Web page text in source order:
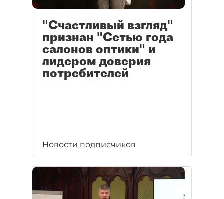
"Счастливый взгляд"
признан "Сетью года
салонов оптики" и
лидером доверия
потребителей
Новости подписчиков